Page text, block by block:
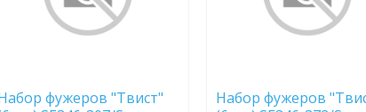
фужеров "Твист"
Набор фужеров